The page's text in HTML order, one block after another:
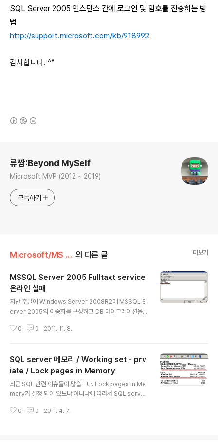
SQL Server 2005 인스턴스 간에 로그인 및 암호를 전송하는 방
법
http://support.microsoft.com/kb/918992
감사합니다. ^^
류짱:Beyond MySelf
Microsoft MVP (2012 ~ 2019)
구독하기
Microsoft/MS SQL 의 다른 글 더보기
MSSQL Server 2005 Fulltaxt service
온라인 실패
지난 주말에 Windows Server 2008R2에 MSSQL S
erver 2005의 이중화를 구성하고 DB 마이그레이션을
lltext'를 온라인으로 만들지 못하는 오류가 발생하여 아래
요^^ [환 경] Windows server 2008 R2 EE MSSQL
Server 2005 Failover cluster [증 상] 서비스를 시작
하려고 시도하는 동안 일반 서비스 'SQL Server Fulltex
t'을(를) 온라인으로 만들지 못했습니다(오류 '1075'). 가
능한 원인: 지정된 서비스 매개 변수가 잘못되..
0 0 2011. 11. 8.
SQL server 메모리 / Working set - prv
iate / Lock pages in Memory
최근 SQL 관련 이슈들이 많습니다. Lock pages in Me
mory가 설정 되어 있느냐 아니냐에 따라서 SQL server
이 완전 달라 지는 현상입니다. 지금까지 잘 모르고 있었던
0 0 2011. 4. 7.